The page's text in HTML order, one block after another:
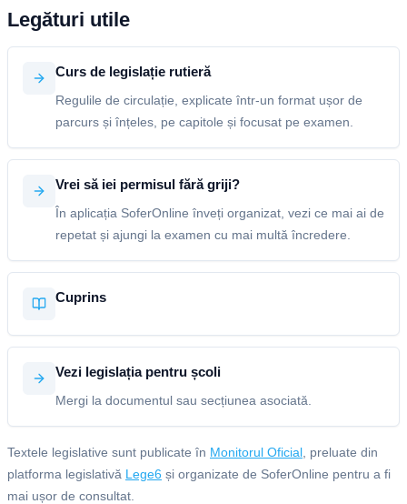
Legături utile
Curs de legislație rutieră
Regulile de circulație, explicate într-un format ușor de
parcurs și înțeles, pe capitole și focusat pe examen.
Vrei să iei permisul fără griji?
În aplicația SoferOnline înveți organizat, vezi ce mai ai de
repetat și ajungi la examen cu mai multă încredere.
Cuprins
Vezi legislația pentru școli
Mergi la documentul sau secțiunea asociată.
Textele legislative sunt publicate în Monitorul Oficial , preluate din
platforma legislativă Lege6 și organizate de SoferOnline pentru a fi
mai ușor de consultat.